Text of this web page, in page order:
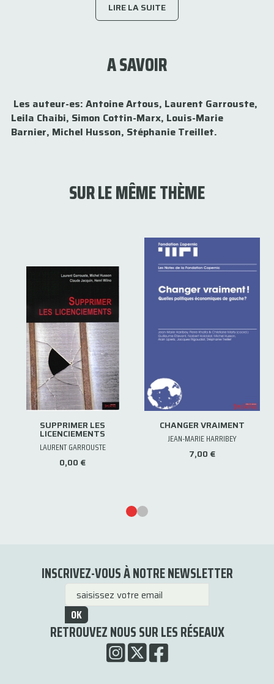
LIRE LA SUITE
A SAVOIR
Les auteur-es: Antoine Artous, Laurent Garrouste,
Leila Chaibi, Simon Cottin-Marx, Louis-Marie
Barnier, Michel Husson, Stéphanie Treillet.
SUR LE MÊME THÈME
SUPPRIMER LES
LICENCIEMENTS
LAURENT GARROUSTE
0,00 €
CHANGER VRAIMENT
JEAN-MARIE HARRIBEY
7,00 €
INSCRIVEZ-VOUS À NOTRE NEWSLETTER
OK
RETROUVEZ NOUS SUR LES RÉSEAUX